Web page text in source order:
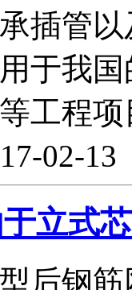
插管
于我
工程
02-
立式
后钢